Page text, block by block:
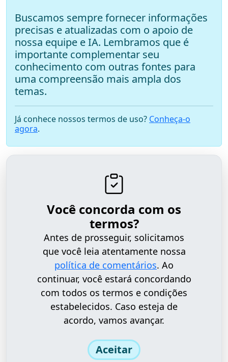
Buscamos sempre fornecer informações
precisas e atualizadas com o apoio de
nossa equipe e IA. Lembramos que é
importante complementar seu
conhecimento com outras fontes para
uma compreensão mais ampla dos
temas.
Já conhece nossos termos de uso? Conheça-o
agora.
Você concorda com os
termos?
Antes de prosseguir, solicitamos
que você leia atentamente nossa
política de comentários. Ao
continuar, você estará concordando
com todos os termos e condições
estabelecidos. Caso esteja de
acordo, vamos avançar.
Aceitar